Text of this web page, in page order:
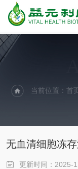
当前位置：首
无血清细胞冻
更新时间：2025-